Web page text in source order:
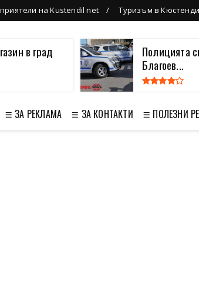
на Kustendil net Туризъм в
в град
Полицията
Благоев...
≣ ЗА РЕКЛАМА ≣ ЗА КОНТАКТИ ≣ ПОЛЕЗНИ